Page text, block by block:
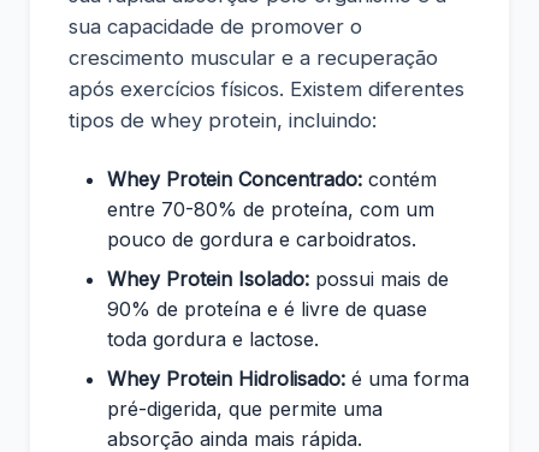
sua capacidade de promover o
crescimento muscular e a recuperação
após exercícios físicos. Existem diferentes
tipos de whey protein, incluindo:
Whey Protein Concentrado: contém
entre 70-80% de proteína, com um
pouco de gordura e carboidratos.
Whey Protein Isolado: possui mais de
90% de proteína e é livre de quase
toda gordura e lactose.
Whey Protein Hidrolisado: é uma forma
pré-digerida, que permite uma
absorção ainda mais rápida.